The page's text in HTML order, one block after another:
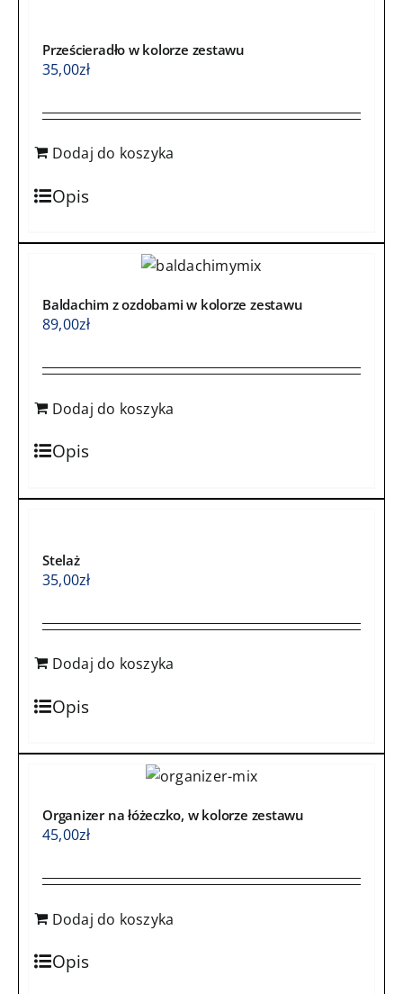
Prześcieradło w kolorze zestawu
35,00zł
Dodaj do koszyka
Opis
Baldachim z ozdobami w kolorze zestawu
89,00zł
Dodaj do koszyka
Opis
Stelaż
35,00zł
Dodaj do koszyka
Opis
Organizer na łóżeczko, w kolorze zestawu
45,00zł
Dodaj do koszyka
Opis